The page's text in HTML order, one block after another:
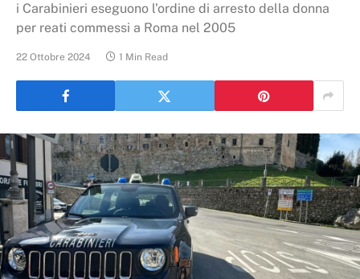
i Carabinieri eseguono l’ordine di arresto della donna
per reati commessi a Roma nel 2005
22 Ottobre 2024 1 Min Read